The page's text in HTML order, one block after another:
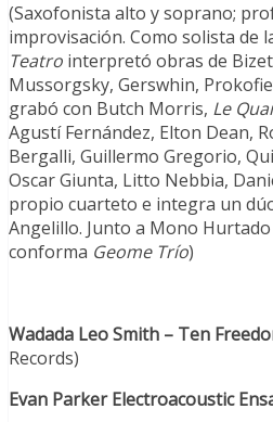
(Saxofonista alto y soprano;
improvisación. Como solista de
Teatro interpretó obras de
Mussorgsky, Gerswhin,
grabó con Butch Morris, Le
Agustí Fernández, Elton Dean,
Bergalli, Guillermo Gregorio,
Oscar Giunta, Litto Nebbia,
propio cuarteto e integra un
Angelillo. Junto a Mono
conforma Geome Trío)
Wadada Leo Smith – Ten
Records)
Evan Parker Electroacoustic